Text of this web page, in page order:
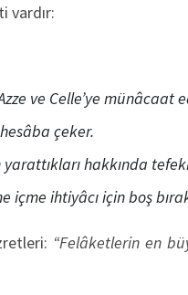
vardır:
ve Celle’ye münâcaat
çeker.
yarattıkları hakkında
içme ihtiyâcı için boş
“Felâketlerin en